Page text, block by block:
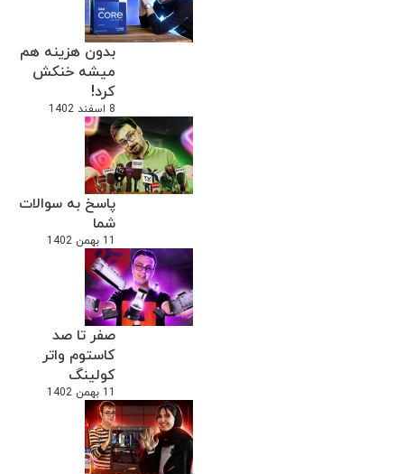
بدون هزینه هم
میشه خنکش
کرد!
8 اسفند 1402
پاسخ به سوالات
شما
11 بهمن 1402
صفر تا صد
کاستوم واتر
کولینگ
11 بهمن 1402